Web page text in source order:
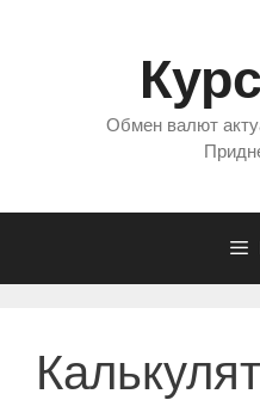
Обмен валют